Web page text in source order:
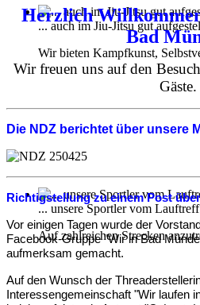
... auch im Jiu-Jitsu gut
Wir bieten Kampfkunst,
... unsere Sportler vom Lauftreff
Auf zahlreichen Strecken
Herzlich
Bad
Wir freuen uns auf den
Gäste.
Die NDZ berichtet über unsere
Richtigstellung zu einem Post
Vor einigen Tagen wurde der
Facebook-Gruppe "Wir in Bad
aufmerksam gemacht.
Auf den Wunsch der
Interessengemeinschaft "Wir laufen